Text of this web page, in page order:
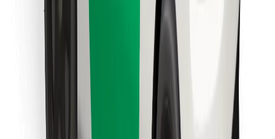
Κατεβάστε την εφαρμογή Bolt Food